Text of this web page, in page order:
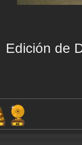
Edición de